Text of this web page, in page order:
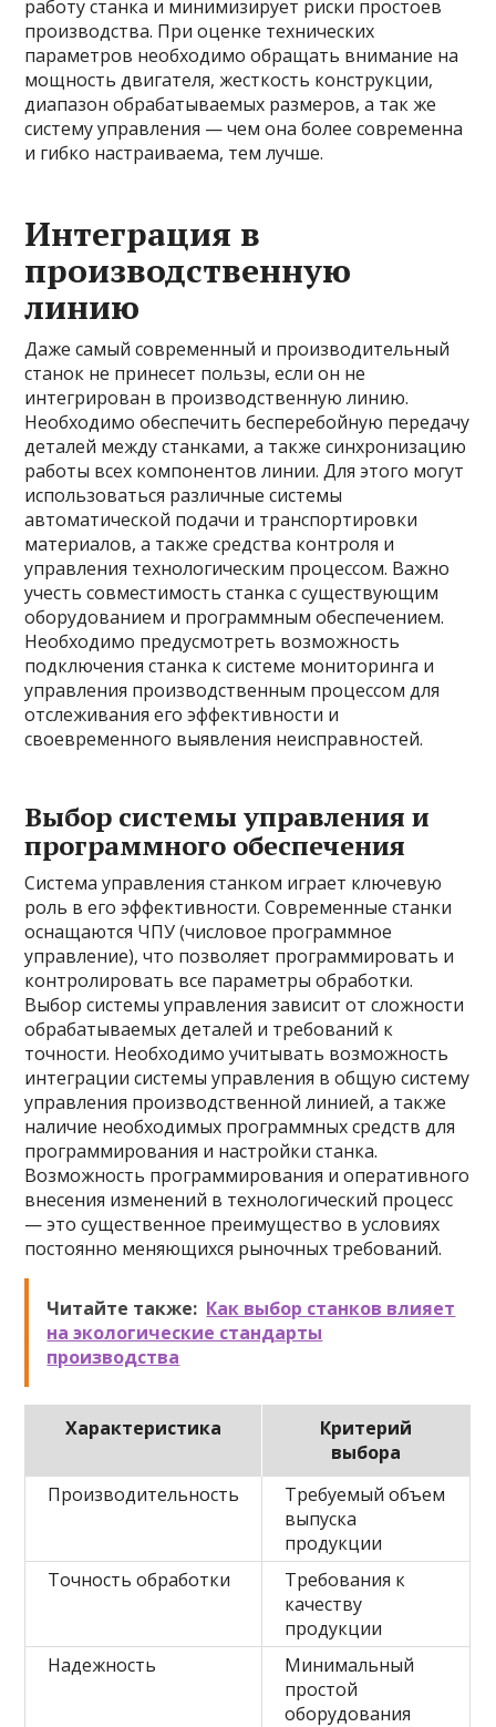
работу станка и минимизирует риски простоев
производства. При оценке технических
параметров необходимо обращать внимание на
мощность двигателя, жесткость конструкции,
диапазон обрабатываемых размеров, а так же
систему управления — чем она более современна
и гибко настраиваема, тем лучше.
Интеграция в
производственную
линию
Даже самый современный и производительный
станок не принесет пользы, если он не
интегрирован в производственную линию.
Необходимо обеспечить бесперебойную передачу
деталей между станками, а также синхронизацию
работы всех компонентов линии. Для этого могут
использоваться различные системы
автоматической подачи и транспортировки
материалов, а также средства контроля и
управления технологическим процессом. Важно
учесть совместимость станка с существующим
оборудованием и программным обеспечением.
Необходимо предусмотреть возможность
подключения станка к системе мониторинга и
управления производственным процессом для
отслеживания его эффективности и
своевременного выявления неисправностей.
Выбор системы управления и
программного обеспечения
Система управления станком играет ключевую
роль в его эффективности. Современные станки
оснащаются ЧПУ (числовое программное
управление), что позволяет программировать и
контролировать все параметры обработки.
Выбор системы управления зависит от сложности
обрабатываемых деталей и требований к
точности. Необходимо учитывать возможность
интеграции системы управления в общую систему
управления производственной линией, а также
наличие необходимых программных средств для
программирования и настройки станка.
Возможность программирования и оперативного
внесения изменений в технологический процесс
— это существенное преимущество в условиях
постоянно меняющихся рыночных требований.
Читайте также: Как выбор станков влияет
на экологические стандарты
производства
Характеристика
Критерий
выбора
Производительность
Требуемый объем
выпуска
продукции
Точность обработки
Требования к
качеству
продукции
Надежность
Минимальный
простой
оборудования